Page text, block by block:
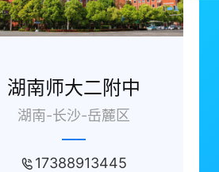
湖南师大二附中
湖南-长沙-岳麓区
17388913445